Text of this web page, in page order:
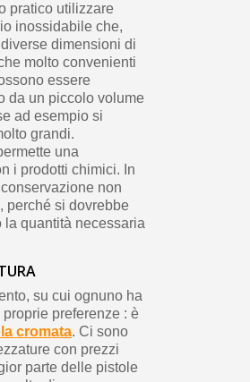
pratico utilizzare
inossidabile che,
dimensioni di
molto convenienti
essere
da un piccolo volume
ad esempio si
grandi.
una
i prodotti chimici. In
non
perché si dovrebbe
quantità necessaria
su cui ognuno ha
preferenze : è
cromata. Ci sono
con prezzi
parte delle pistole